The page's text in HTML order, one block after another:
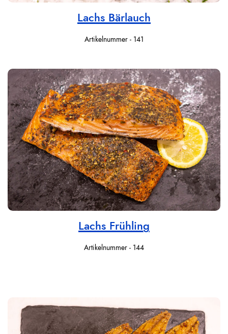
Lachs Bärlauch
Artikelnummer - 141
Lachs Frühling
Artikelnummer - 144